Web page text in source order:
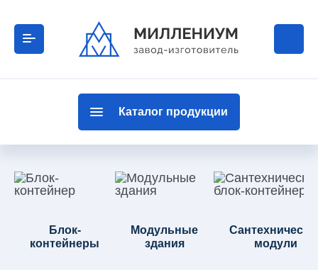
Каталог продукции
Блок-
контейнеры
Модульные
здания
модули